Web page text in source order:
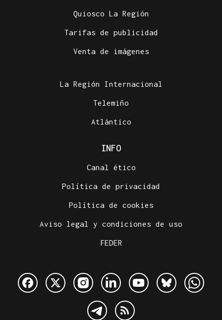
Quiosco La Región
Tarifas de publicidad
Venta de imágenes
La Región Internacional
Telemiño
Atlántico
INFO
Canal ético
Política de privacidad
Política de cookies
Aviso legal y condiciones de uso
FEDER